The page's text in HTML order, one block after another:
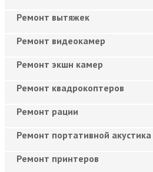
Ремонт вытяжек
Ремонт видеокамер
Ремонт экшн камер
Ремонт квадрокоптеров
Ремонт рации
Ремонт портативной акустика
Ремонт принтеров